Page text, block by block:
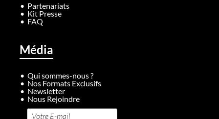
Partenariats
Kit Presse
FAQ
Média
Qui sommes-nous ?
Nos Formats Exclusifs
Newsletter
Nous Rejoindre